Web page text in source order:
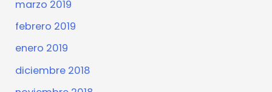
marzo 2019
febrero 2019
enero 2019
diciembre 2018